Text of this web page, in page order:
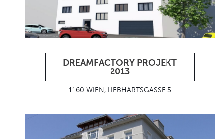
DREAMFACTORY PROJEKT
2013
1160 WIEN, LIEBHARTSGASSE 5